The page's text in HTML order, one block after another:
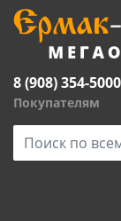
8 (908) 354-5000
Покупателям